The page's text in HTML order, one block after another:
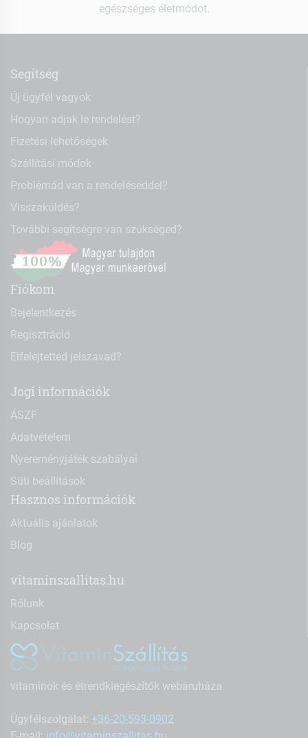
egészséges életmódot.
Segítség
Új ügyfél vagyok
Hogyan adjak le rendelést?
Fizetési lehetőségek
Szállítási módok
Problémád van a rendeléseddel?
Visszaküldés?
További segítségre van szükséged?
Fiókom
Bejelentkezés
Regisztráció
Elfelejtetted jelszavad?
Jogi információk
ÁSZF
Adatvételem
Nyereményjáték szabályai
Süti beállítások
Hasznos információk
Aktuális ajánlatok
Blog
vitaminszallitas.hu
Rólunk
Kapcsolat
vitaminok és étrendkiegészítők webáruháza
Ügyfélszolgálat: +36-20-593-0902